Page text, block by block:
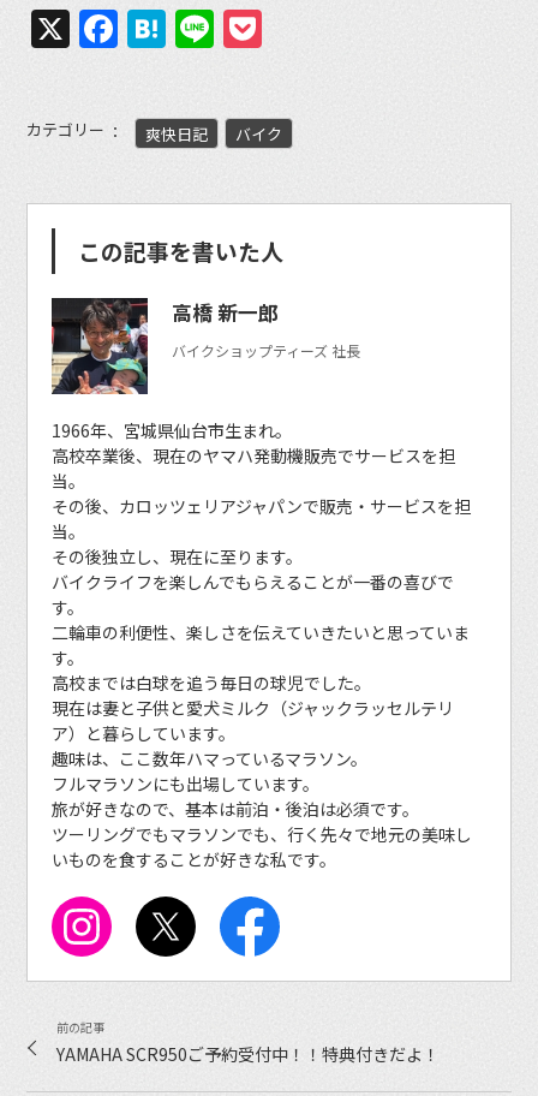
X Facebook
Hatena
Line
カテゴリー 爽快日記 バイク
この記事を書いた人
高橋 新一郎
バイクショップティーズ 社長
1966年、宮城県仙台市生まれ。
高校卒業後、現在のヤマハ発動機販売でサービスを担
当。
その後、カロッツェリアジャパンで販売・サービスを担
当。
その後独立し、現在に至ります。
バイクライフを楽しんでもらえることが一番の喜びで
す。
二輪車の利便性、楽しさを伝えていきたいと思っていま
す。
高校までは白球を追う毎日の球児でした。
現在は妻と子供と愛犬ミルク（ジャックラッセルテリ
ア）と暮らしています。
趣味は、ここ数年ハマっているマラソン。
フルマラソンにも出場しています。
旅が好きなので、基本は前泊・後泊は必須です。
ツーリングでもマラソンでも、行く先々で地元の美味し
いものを食することが好きな私です。
YAMAHA SCR950ご予約受付中！！特典付きだよ！